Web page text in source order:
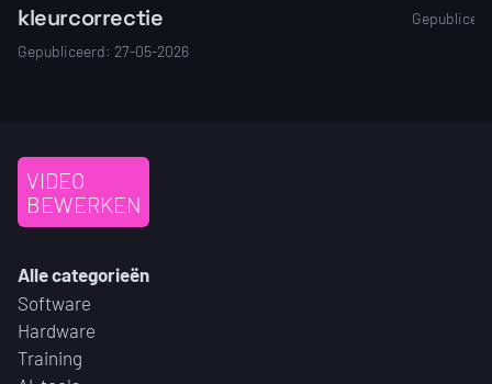
kleurcorrectie
Gepubliceerd: 27-05-2026
VIDEO
BEWERKEN
Alle categorieën
Software
Hardware
Training